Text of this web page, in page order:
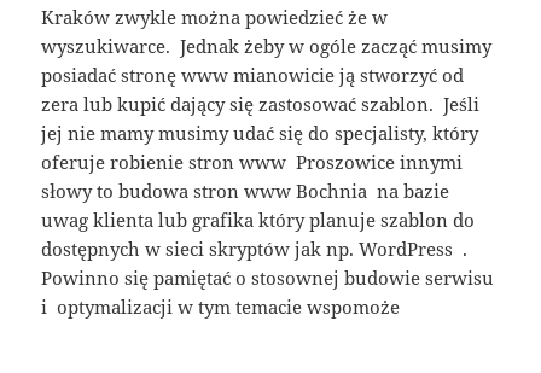
Kraków zwykle można powiedzieć że w
wyszukiwarce. Jednak żeby w ogóle zacząć musimy
posiadać stronę www mianowicie ją stworzyć od
zera lub kupić dający się zastosować szablon. Jeśli
jej nie mamy musimy udać się do specjalisty, który
oferuje robienie stron www Proszowice innymi
słowy to budowa stron www Bochnia na bazie
uwag klienta lub grafika który planuje szablon do
dostępnych w sieci skryptów jak np. WordPress .
Powinno się pamiętać o stosownej budowie serwisu
i optymalizacji w tym temacie wspomoże